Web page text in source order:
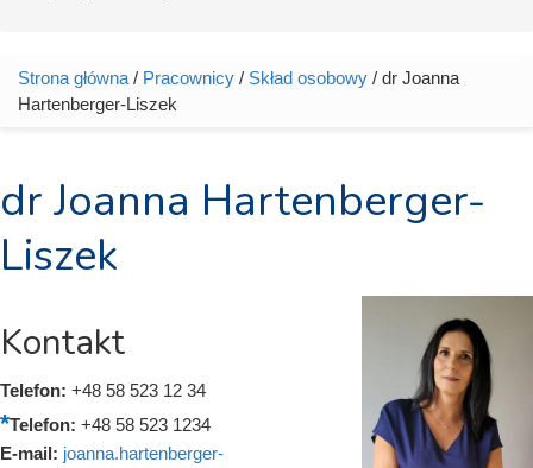
Jesteś tutaj
Strona główna / Pracownicy / Skład osobowy / dr Joanna
Hartenberger-Liszek
dr Joanna Hartenberger-
Liszek
Kontakt
Telefon: +48 58 523 12 34
Telefon: +48 58 523 1234
E-mail: joanna.hartenberger-